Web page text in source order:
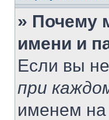
» Почему
имени и
Если вы
при
именем на